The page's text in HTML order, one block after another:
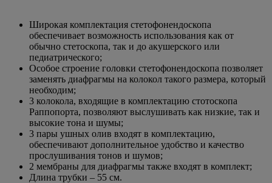
Широкая комплектация стетофонендоскопа
обеспечивает возможность использования как от
обычно стетоскопа, так и до акушерского или
педиатрического;
Особое строение головки стетофонендоскопа позволяет
заменять диафрагмы на колокол такого размера, который
необходим;
3 колокола, входящие в комплектацию стотоскопа
Раппопорта, позволяют выслушивать как низкие, так и
высокие тона и шумы;
3 пары ушных олив входят в комплектацию,
обеспечивают дополнительное удобство и качество
прослушивания тонов и шумов;
2 мембраны для диафрагмы также входят в комплект;
Длина трубки – 55 см.